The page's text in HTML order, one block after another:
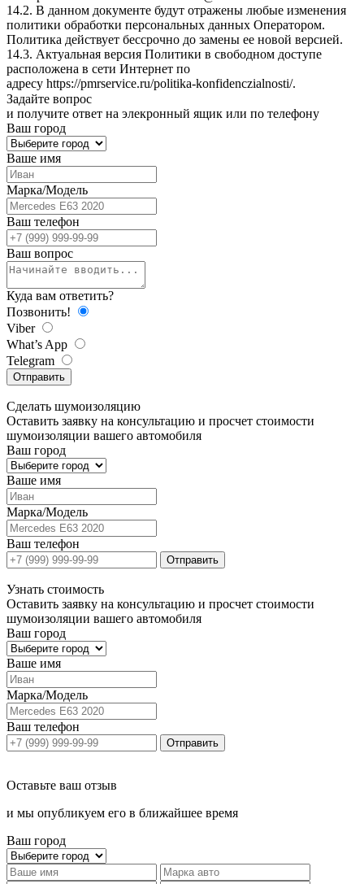
14.2. В данном документе будут отражены любые изменения
политики обработки персональных данных Оператором.
Политика действует бессрочно до замены ее новой версией.
14.3. Актуальная версия Политики в свободном доступе
расположена в сети Интернет по
адресу https://pmrservice.ru/politika-konfidenczialnosti/.
Задайте вопрос
и получите ответ на элекронный ящик или по телефону
Ваш город
Ваше имя
Марка/Модель
Ваш телефон
Ваш вопрос
Куда вам ответить?
Позвонить!
Viber
What’s App
Telegram
Отправить
Сделать шумоизоляцию
Оставить заявку на консультацию и просчет стоимости
шумоизоляции вашего автомобиля
Ваш город
Ваше имя
Марка/Модель
Ваш телефон
Отправить
Узнать стоимость
Оставить заявку на консультацию и просчет стоимости
шумоизоляции вашего автомобиля
Ваш город
Ваше имя
Марка/Модель
Ваш телефон
Отправить
Оставьте ваш отзыв
и мы опубликуем его в ближайшее время
Ваш город